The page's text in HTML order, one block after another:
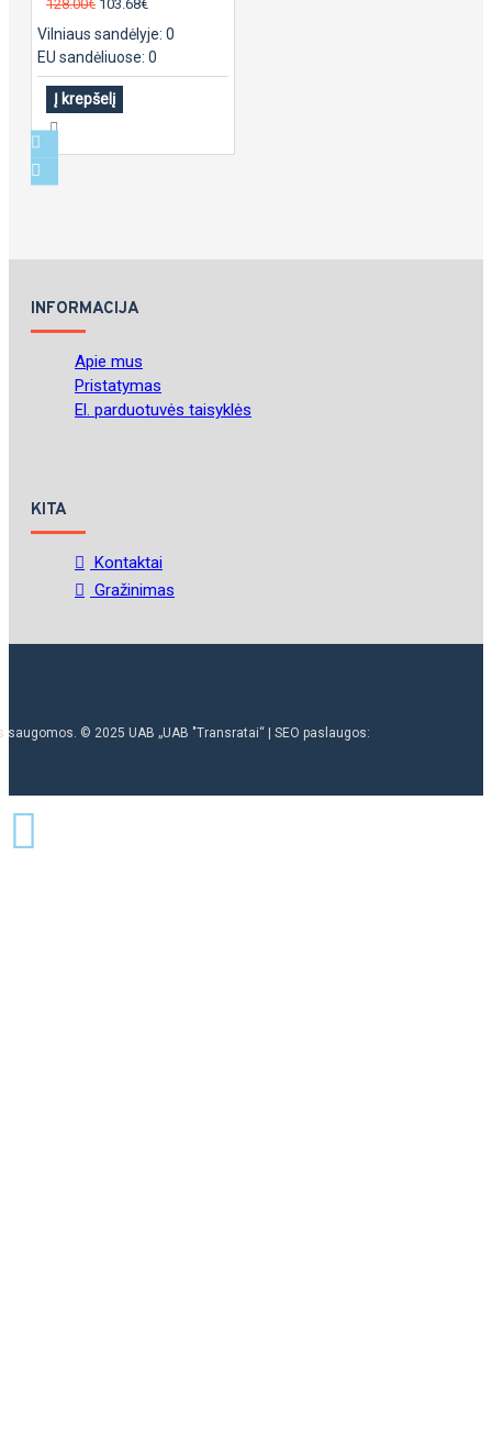
128.00€ 103.68€
Vilniaus sandėlyje: 0
EU sandėliuose: 0
Į krepšelį
INFORMACIJA
Apie mus
Pristatymas
El. parduotuvės taisyklės
KITA
Kontaktai
Gražinimas
saugomos. © 2025 UAB „UAB "Transratai“ | SEO paslaugos: